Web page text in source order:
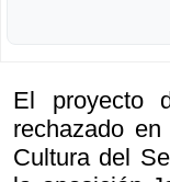
El proyecto
rechazado
Cultura del